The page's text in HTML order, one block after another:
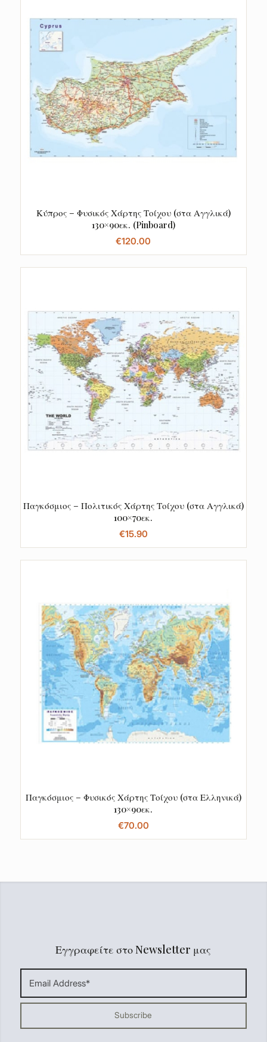
Κύπρος – Φυσικός Χάρτης Τοίχου (στα Αγγλικά)
130×90εκ. (Pinboard)
€120.00
Παγκόσμιος – Πολιτικός Χάρτης Τοίχου (στα Αγγλικά)
100×70εκ.
€15.90
Παγκόσμιος – Φυσικός Χάρτης Τοίχου (στα Ελληνικά)
130×90εκ.
€70.00
Εγγραφείτε στο Newsletter μας